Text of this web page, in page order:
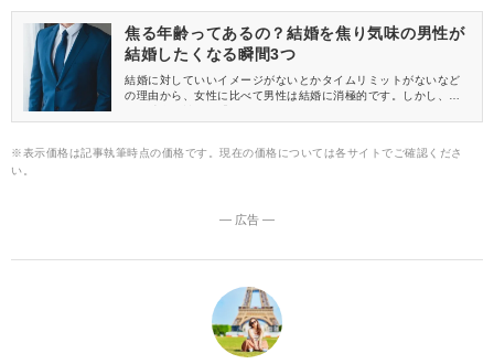
焦る年齢ってあるの？結婚を焦り気味の男性が
結婚したくなる瞬間3つ
結婚に対していいイメージがないとかタイムリミットがないなど
の理由から、女性に比べて男性は結婚に消極的です。しかし、そ
な時に独身男性が「結婚したい」と思うのか、その瞬間について
※表示価格は記事執筆時点の価格です。現在の価格については各サイトでご確認くださ
い。
― 広告 ―